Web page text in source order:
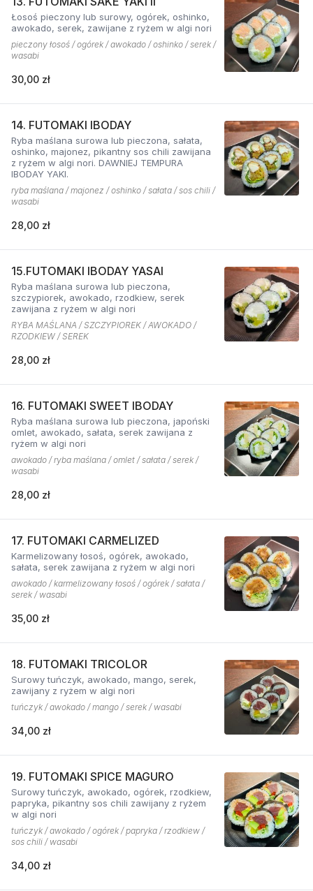
Łosoś pieczony lub surowy, ogórek, oshinko,
awokado, serek, zawijane z ryżem w algi nori
pieczony łosoś / ogórek / awokado / oshinko / serek /
wasabi
30,00 zł
14. FUTOMAKI IBODAY
Ryba maślana surowa lub pieczona, sałata,
oshinko, majonez, pikantny sos chili zawijana
z ryżem w algi nori. DAWNIEJ TEMPURA
IBODAY YAKI.
ryba maślana / majonez / oshinko / sałata / sos chili /
wasabi
28,00 zł
15.FUTOMAKI IBODAY YASAI
Ryba maślana surowa lub pieczona,
szczypiorek, awokado, rzodkiew, serek
zawijana z ryżem w algi nori
RYBA MAŚLANA / SZCZYPIOREK / AWOKADO /
RZODKIEW / SEREK
28,00 zł
16. FUTOMAKI SWEET IBODAY
Ryba maślana surowa lub pieczona, japoński
omlet, awokado, sałata, serek zawijana z
ryżem w algi nori
awokado / ryba maślana / omlet / sałata / serek /
wasabi
28,00 zł
17. FUTOMAKI CARMELIZED
Karmelizowany łosoś, ogórek, awokado,
sałata, serek zawijana z ryżem w algi nori
awokado / karmelizowany łosoś / ogórek / sałata /
serek / wasabi
35,00 zł
18. FUTOMAKI TRICOLOR
Surowy tuńczyk, awokado, mango, serek,
zawijany z ryżem w algi nori
tuńczyk / awokado / mango / serek / wasabi
34,00 zł
19. FUTOMAKI SPICE MAGURO
Surowy tuńczyk, awokado, ogórek, rzodkiew,
papryka, pikantny sos chili zawijany z ryżem
w algi nori
tuńczyk / awokado / ogórek / papryka / rzodkiew /
sos chili / wasabi
34,00 zł